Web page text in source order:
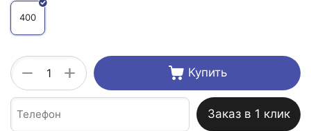
400
+
− Купить
Заказ в 1 клик